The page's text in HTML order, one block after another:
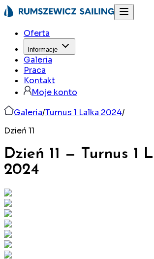
Oferta
Informacje
Galeria
Praca
Kontakt
Moje konto
Galeria/Turnus 1 Lalka 2024/
Dzień 11
Dzień 11 —
Turnus 1
2024